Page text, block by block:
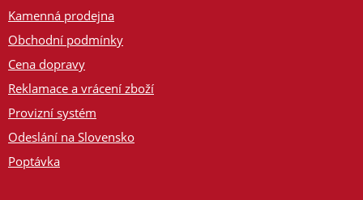
Kamenná prodejna
Obchodní podmínky
Cena dopravy
Reklamace a vrácení zboží
Provizní systém
Odeslání na Slovensko
Poptávka